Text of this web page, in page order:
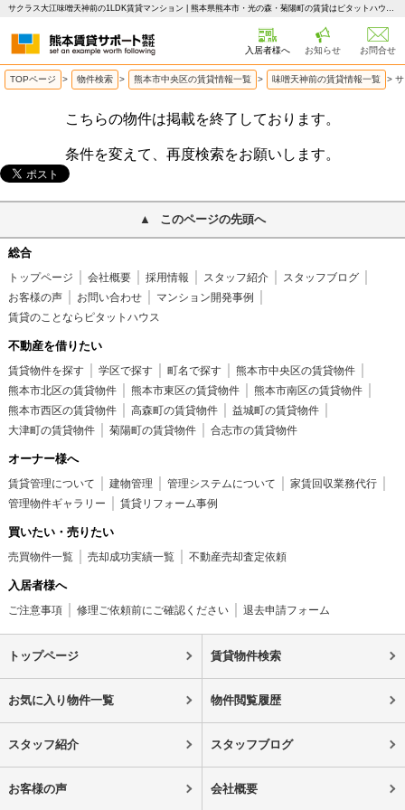
サクラス大江味噌天神前の1LDK賃貸マンション | 熊本県熊本市・光の森・菊陽町の賃貸はピタットハウス 熊本賃貸サポート
入居者様へ お知らせ お問合せ
TOPページ > 物件検索 > 熊本市中央区の賃貸情報一覧 > 味噌天神前の賃貸情報一覧 >
こちらの物件は掲載を終了しております。
条件を変えて、再度検索をお願いします。
このページの先頭へ
総合
トップページ 会社概要 採用情報 スタッフ紹介
スタッフブログ
お客様の声
お問い合わせ
マンション開発事例
賃貸のことならピタットハウス
不動産を借りたい
賃貸物件を探す 学区で探す 町名で探す
熊本市中央区の賃貸物件
熊本市北区の賃貸物件
熊本市東区の賃貸物件
熊本市南区の賃貸物件
熊本市西区の賃貸物件
高森町の賃貸物件
益城町の賃貸物件
大津町の賃貸物件
菊陽町の賃貸物件 合志市の賃貸物件
オーナー様へ
賃貸管理について 建物管理 管理システムについて
家賃回収業務代行
管理物件ギャラリー
賃貸リフォーム事例
買いたい・売りたい
売買物件一覧 売却成功実績一覧 不動産売却査定依頼
入居者様へ
ご注意事項 修理ご依頼前にご確認ください 退去申請フォーム
トップページ 賃貸物件検索
お気に入り物件一覧 物件閲覧履歴
スタッフ紹介 スタッフブログ
お客様の声 会社概要